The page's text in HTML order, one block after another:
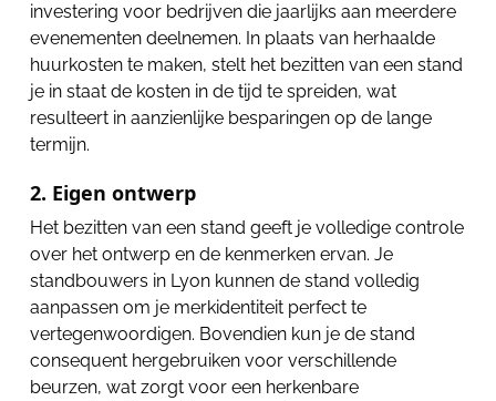
investering voor bedrijven die jaarlijks aan meerdere
evenementen deelnemen. In plaats van herhaalde
huurkosten te maken, stelt het bezitten van een stand
je in staat de kosten in de tijd te spreiden, wat
resulteert in aanzienlijke besparingen op de lange
termijn.
2. Eigen ontwerp
Het bezitten van een stand geeft je volledige controle
over het ontwerp en de kenmerken ervan. Je
standbouwers in Lyon kunnen de stand volledig
aanpassen om je merkidentiteit perfect te
vertegenwoordigen. Bovendien kun je de stand
consequent hergebruiken voor verschillende
beurzen, wat zorgt voor een herkenbare